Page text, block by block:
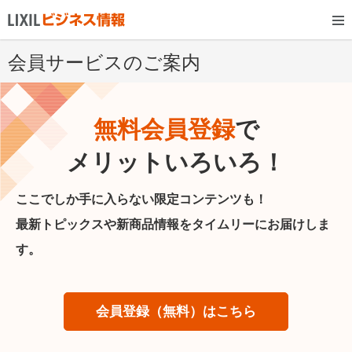
会員サービスのご案内
無料会員登録で
メリットいろいろ！
ここでしか手に入らない限定コンテンツも！
最新トピックスや新商品情報をタイムリーにお届けしま
す。
会員登録（無料）はこちら